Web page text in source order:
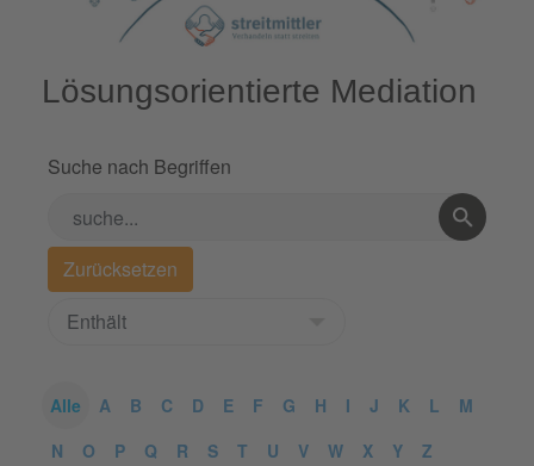
Lösungsorientierte Mediation
Suche nach Begriffen
Alle A B C D E F G H I J K L
M
N
O P Q R S T U V W X Y Z